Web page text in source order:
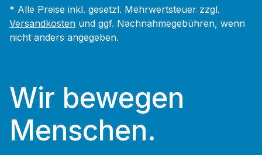
* Alle Preise inkl. gesetzl. Mehrwertsteuer zzgl.
Versandkosten und ggf. Nachnahmegebühren, wenn
nicht anders angegeben.
Wir bewegen
Menschen.